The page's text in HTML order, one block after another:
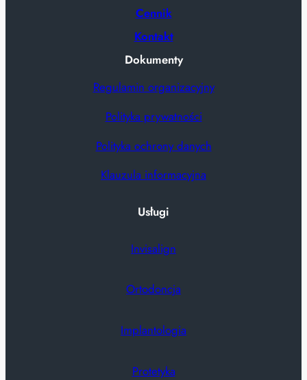
Cennik
Kontakt
Dokumenty
Regulamin organizacyjny
Polityka prywatności
Polityka ochrony danych
Klauzula informacyjna
Usługi
Invisalign
Ortodoncja
Implantologia
Protetyka